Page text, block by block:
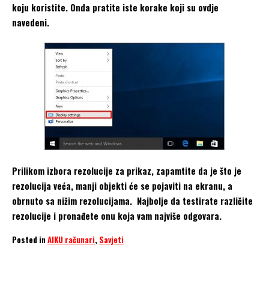
koju koristite. Onda pratite iste korake koji su ovdje
navedeni.
Prilikom izbora rezolucije za prikaz, zapamtite da je što je
rezolucija veća, manji objekti će se pojaviti na ekranu, a
obrnuto sa nižim rezolucijama. Najbolje da testirate različite
rezolucije i pronađete onu koja vam najviše odgovara.
Posted inAIKU računari, Savjeti